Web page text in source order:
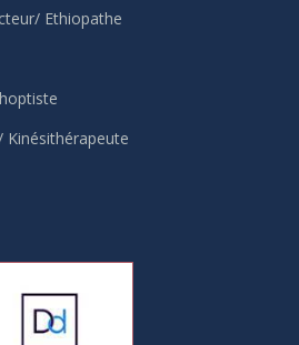
Ethiopathe
Kinésithérapeute